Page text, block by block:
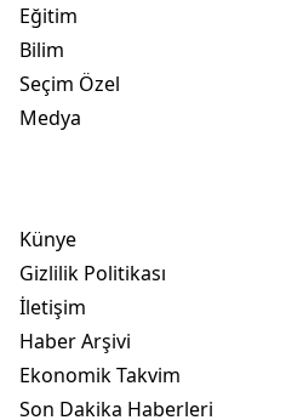
Şırnak
Ardahan
Eğitim
Bilim
Seçim Özel
Medya
Künye
Gizlilik Politikası
İletişim
Haber Arşivi
Ekonomik Takvim
Son Dakika Haberleri